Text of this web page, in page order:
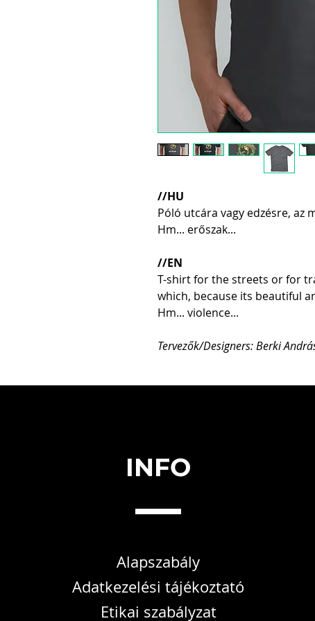
//HU
Póló utcára vagy edzésre, az
Hm... erőszak...
//EN
T-shirt for the streets or for
which, because its beautiful
Hm... violence...
Tervezők/Designers: Berki
INFO
Alapszabály
Adatkezelési tájékoztató
Etikai szabályzat